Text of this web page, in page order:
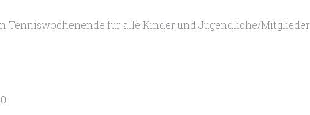
Tenniswochenende für alle Kinder und Jugendliche/Mitglieder